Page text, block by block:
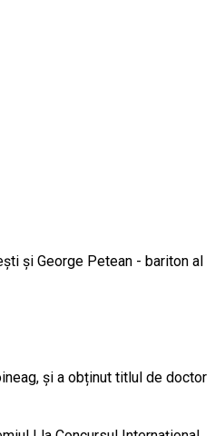
și George Petean - bariton al
și a obținut titlul de doctor